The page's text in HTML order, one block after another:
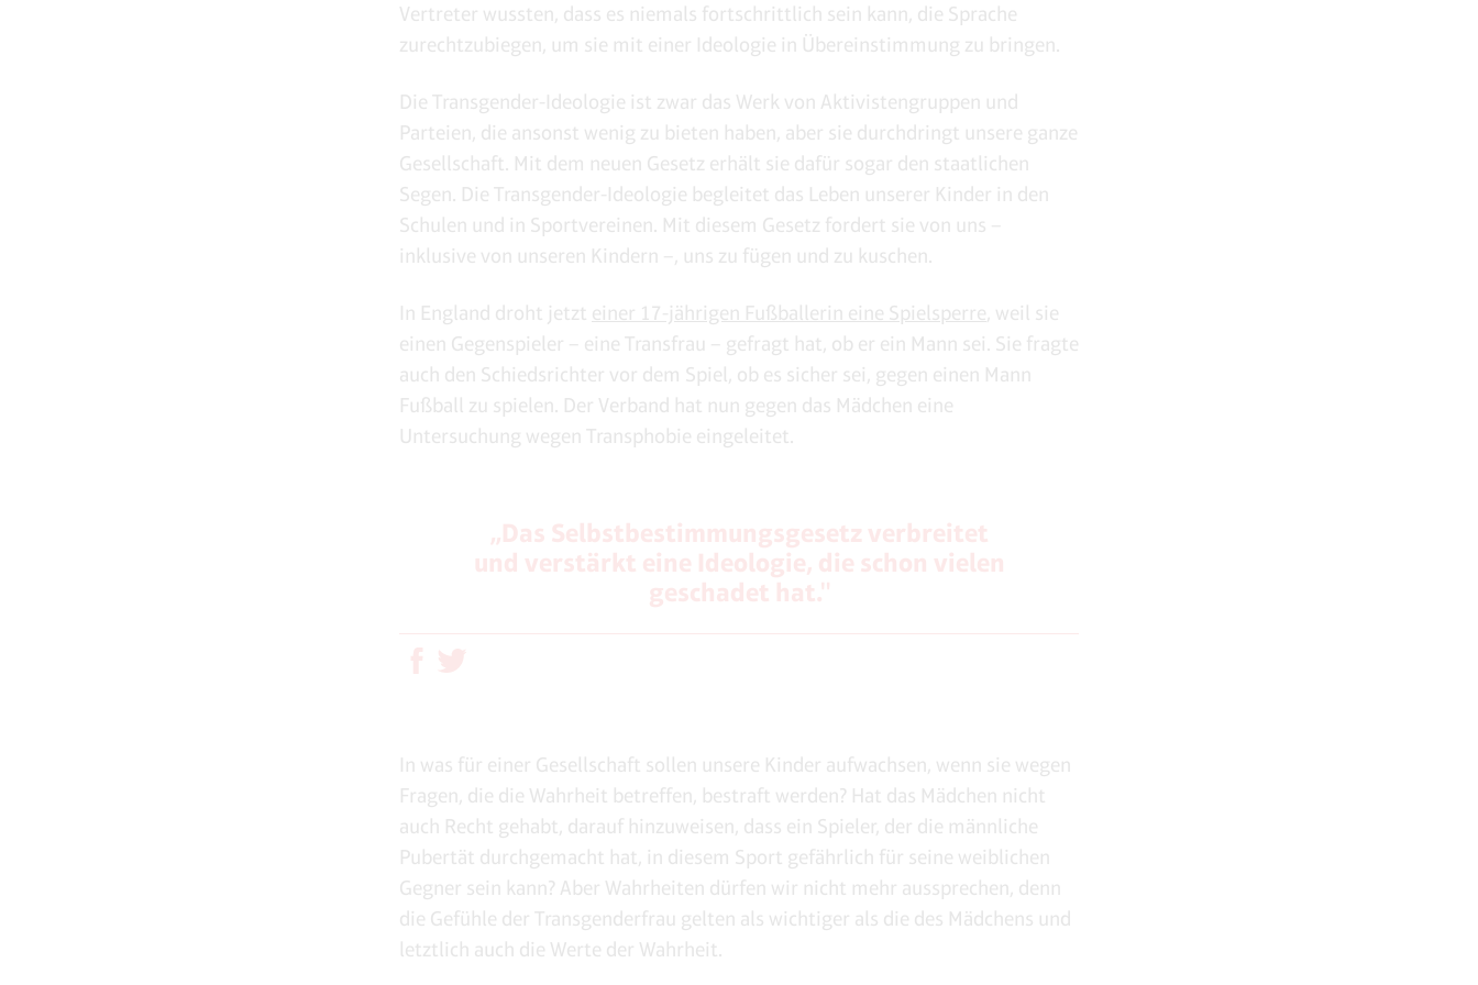
Vertreter wussten, dass es niemals fortschrittlich sein kann, die Sprache
zurechtzubiegen, um sie mit einer Ideologie in Übereinstimmung zu bringen.
Die Transgender-Ideologie ist zwar das Werk von Aktivistengruppen und
Parteien, die ansonst wenig zu bieten haben, aber sie durchdringt unsere ganze
Gesellschaft. Mit dem neuen Gesetz erhält sie dafür sogar den staatlichen
Segen. Die Transgender-Ideologie begleitet das Leben unserer Kinder in den
Schulen und in Sportvereinen. Mit diesem Gesetz fordert sie von uns –
inklusive von unseren Kindern –, uns zu fügen und zu kuschen.
In England droht jetzt einer 17-jährigen Fußballerin eine Spielsperre, weil sie
einen Gegenspieler – eine Transfrau – gefragt hat, ob er ein Mann sei. Sie fragte
auch den Schiedsrichter vor dem Spiel, ob es sicher sei, gegen einen Mann
Fußball zu spielen. Der Verband hat nun gegen das Mädchen eine
Untersuchung wegen Transphobie eingeleitet.
In was für einer Gesellschaft sollen unsere Kinder aufwachsen, wenn sie wegen
Fragen, die die Wahrheit betreffen, bestraft werden? Hat das Mädchen nicht
auch Recht gehabt, darauf hinzuweisen, dass ein Spieler, der die männliche
Pubertät durchgemacht hat, in diesem Sport gefährlich für seine weiblichen
Gegner sein kann? Aber Wahrheiten dürfen wir nicht mehr aussprechen, denn
die Gefühle der Transgenderfrau gelten als wichtiger als die des Mädchens und
letztlich auch die Werte der Wahrheit.